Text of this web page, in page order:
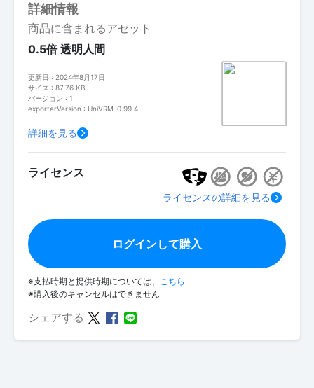
詳細情報
商品に含まれるアセット
0.5倍 透明人間
更新日 : 2024年8月17日
サイズ : 87.76 KB
バージョン : 1
exporterVersion : UniVRM-0.99.4
詳細を見る
ライセンス
ライセンスの詳細を見る
ログインして購入
※支払時期と提供時期については、 こちら
※購入後のキャンセルはできません
シェアする